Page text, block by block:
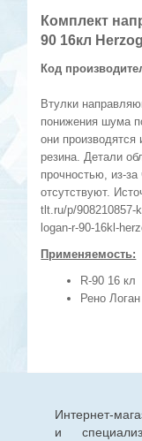
Комплект
90 16кл Herzog
Код
Втулки
понижения шума
они
резина. Детали
прочностью, из-
отсутствуют.
tlt.ru/p/908210857-
logan-r-90-16kl-
Применяемость:
R-90 16 кл
Рено Логан
Интернет-
и